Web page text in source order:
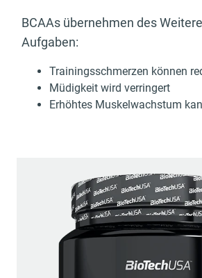
BCAAs übernehmen des
Aufgaben:
Trainingsschmerzen können
Müdigkeit wird verringert
Erhöhtes Muskelwachstum